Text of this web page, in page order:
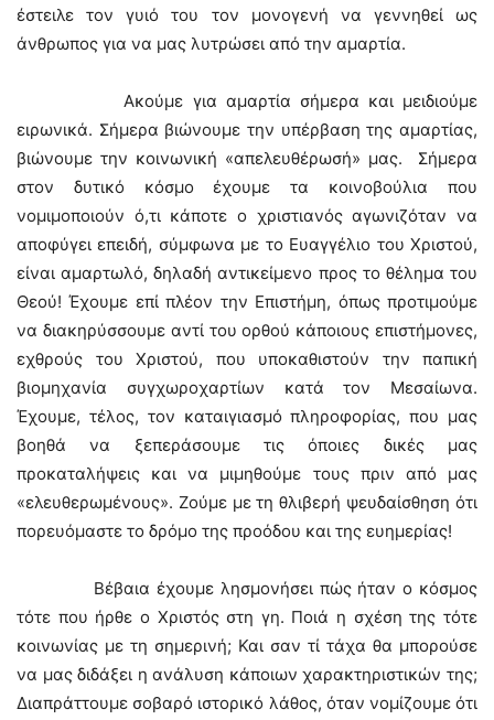
έστειλε τον γυιό του τον μονογενή να γεννηθεί ως
άνθρωπος για να μας λυτρώσει από την αμαρτία.
Ακούμε για αμαρτία σήμερα και μειδιούμε
ειρωνικά. Σήμερα βιώνουμε την υπέρβαση της αμαρτίας,
βιώνουμε την κοινωνική «απελευθέρωσή» μας. Σήμερα
στον δυτικό κόσμο έχουμε τα κοινοβούλια που
νομιμοποιούν ό,τι κάποτε ο χριστιανός αγωνιζόταν να
αποφύγει επειδή, σύμφωνα με το Ευαγγέλιο του Χριστού,
είναι αμαρτωλό, δηλαδή αντικείμενο προς το θέλημα του
Θεού! Έχουμε επί πλέον την Επιστήμη, όπως προτιμούμε
να διακηρύσσουμε αντί του ορθού κάποιους επιστήμονες,
εχθρούς του Χριστού, που υποκαθιστούν την παπική
βιομηχανία συγχωροχαρτίων κατά τον Μεσαίωνα.
Έχουμε, τέλος, τον καταιγιασμό πληροφορίας, που μας
βοηθά να ξεπεράσουμε τις όποιες δικές μας
προκαταλήψεις και να μιμηθούμε τους πριν από μας
«ελευθερωμένους». Ζούμε με τη θλιβερή ψευδαίσθηση ότι
πορευόμαστε το δρόμο της προόδου και της ευημερίας!
Βέβαια έχουμε λησμονήσει πώς ήταν ο κόσμος
τότε που ήρθε ο Χριστός στη γη. Ποιά η σχέση της τότε
κοινωνίας με τη σημερινή; Και σαν τί τάχα θα μπορούσε
να μας διδάξει η ανάλυση κάποιων χαρακτηριστικών της;
Διαπράττουμε σοβαρό ιστορικό λάθος, όταν νομίζουμε ότι